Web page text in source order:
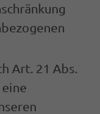
Art. 21 Abs.